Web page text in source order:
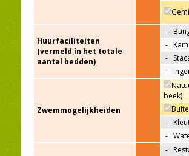
Huurfaciliteiten
(vermeld in het totale
aantal bedden)
-
-
-
-
Zwemmogelijkheiden
beek)
-
-
-